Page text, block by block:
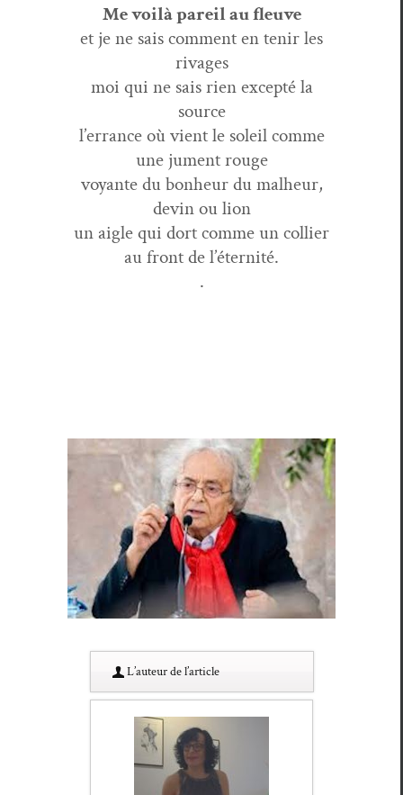
Me voilà pareil au fleuve
et je ne sais com­ment en tenir les
rivages
moi qui ne sais rien excep­té la
source
l’er­rance où vient le soleil comme
une jument rouge
voy­ante du bon­heur du mal­heur,
devin ou lion
un aigle qui dort comme un collier
au front de l’éternité.
.
L’au­teur de l’article